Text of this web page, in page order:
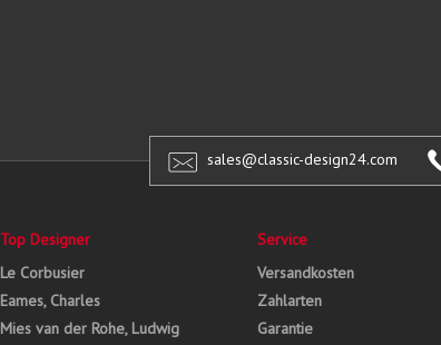
sales@classic-design24.com
Top Designer
Le Corbusier
Eames, Charles
Mies van der Rohe, Ludwig
Service
Versandkosten
Zahlarten
Garantie